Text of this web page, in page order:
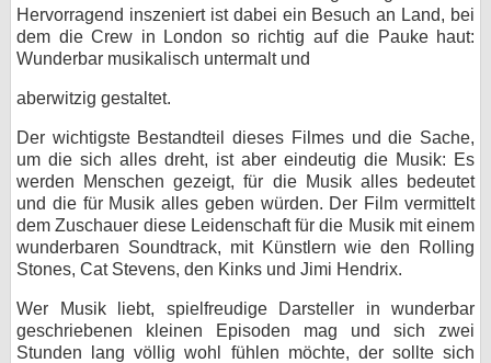
Hervorragend inszeniert ist dabei ein Besuch an Land, bei
dem die Crew in London so richtig auf die Pauke haut:
Wunderbar musikalisch untermalt und
aberwitzig gestaltet.
Der wichtigste Bestandteil dieses Filmes und die Sache,
um die sich alles dreht, ist aber eindeutig die Musik: Es
werden Menschen gezeigt, für die Musik alles bedeutet
und die für Musik alles geben würden. Der Film vermittelt
dem Zuschauer diese Leidenschaft für die Musik mit einem
wunderbaren Soundtrack, mit Künstlern wie den Rolling
Stones, Cat Stevens, den Kinks und Jimi Hendrix.
Wer Musik liebt, spielfreudige Darsteller in wunderbar
geschriebenen kleinen Episoden mag und sich zwei
Stunden lang völlig wohl fühlen möchte, der sollte sich